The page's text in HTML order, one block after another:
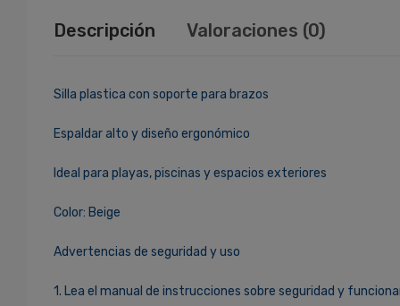
Descripción Valoraciones (0)
Silla plastica con soporte para brazos
Espaldar alto y diseño ergonómico
Ideal para playas, piscinas y espacios exteriores
Color: Beige
Advertencias de seguridad y uso
1. Lea el manual de instrucciones sobre seguridad y